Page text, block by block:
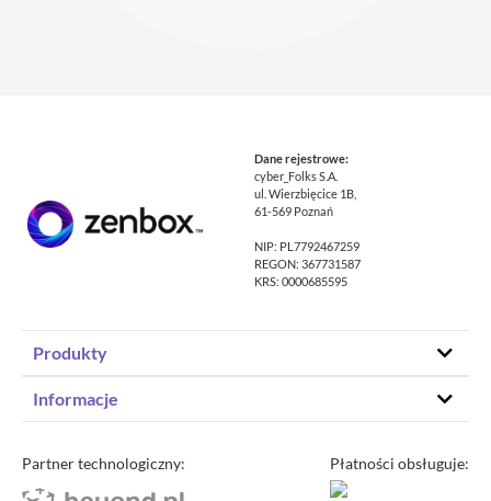
Dane rejestrowe:
cyber_Folks S.A.
ul. Wierzbięcice 1B,
61-569 Poznań
NIP: PL7792467259
REGON: 367731587
KRS: 0000685595
Produkty
Transfer domeny
Informacje
Program partnerski
Blog
Partner technologiczny: Płatności obsługuje: